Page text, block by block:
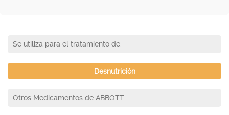
Se utiliza para el tratamiento de:
Desnutrición
Otros Medicamentos de ABBOTT